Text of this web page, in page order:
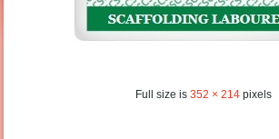
Full size is 352 × 214 pixels